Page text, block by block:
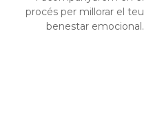
procés per millorar el teu
benestar emocional.